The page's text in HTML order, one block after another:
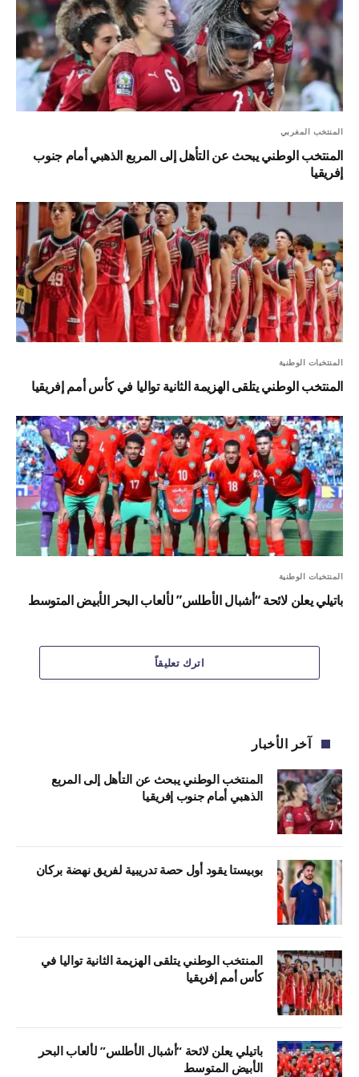
المنتخب المغربي
المنتخب الوطني يبحث عن التأهل إلى المربع الذهبي أمام جنوب
إفريقيا
المنتخبات الوطنية
المنتخب الوطني يتلقى الهزيمة الثانية تواليا في كأس أمم إفريقيا
المنتخبات الوطنية
باتيلي يعلن لائحة “أشبال الأطلس” لألعاب البحر الأبيض المتوسط
اترك تعليقاً
آخر الأخبار
المنتخب الوطني يبحث عن التأهل إلى المربع
الذهبي أمام جنوب إفريقيا
بوبيستا يقود أول حصة تدريبية لفريق نهضة بركان
المنتخب الوطني يتلقى الهزيمة الثانية تواليا في
كأس أمم إفريقيا
باتيلي يعلن لائحة “أشبال الأطلس” لألعاب البحر
الأبيض المتوسط